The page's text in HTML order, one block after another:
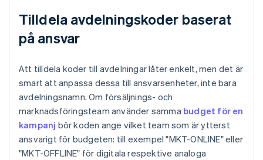
Tilldela avdelningskoder baserat
på ansvar
Att tilldela koder till avdelningar låter enkelt, men det är
smart att anpassa dessa till ansvarsenheter, inte bara
avdelningsnamn. Om försäljnings- och
marknadsföringsteam använder samma budget för en
kampanj bör koden ange vilket team som är ytterst
ansvarigt för budgeten: till exempel "MKT-ONLINE" eller
"MKT-OFFLINE" för digitala respektive analoga